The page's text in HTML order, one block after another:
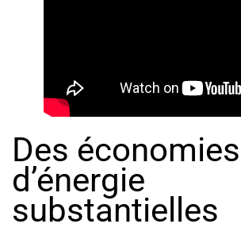
Des économies
d’énergie
substantielles